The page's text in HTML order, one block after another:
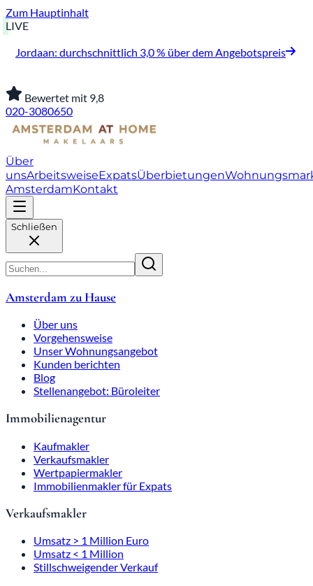
Zum Hauptinhalt
LIVE
Jordaan: durchschnittlich 3,0 % über dem Angebotspreis
Bewertet mit 9,8
020-3080650
Über
unsArbeitsweiseExpatsÜberbietungen
AmsterdamKontakt
Schließen
Amsterdam zu Hause
Über uns
Vorgehensweise
Unser Wohnungsangebot
Kunden berichten
Blog
Stellenangebot: Büroleiter
Immobilienagentur
Kaufmakler
Verkaufsmakler
Wertpapiermakler
Immobilienmakler für Expats
Verkaufsmakler
Umsatz > 1 Million Euro
Umsatz < 1 Million
Stillschweigender Verkauf